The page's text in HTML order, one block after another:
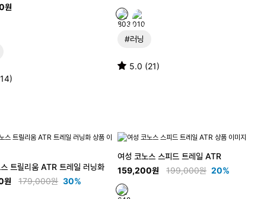
원
#러닝
5.0 (21)
트릴리움 ATR 트레일 러닝화
원
179,000원 30%
여성 코노스 스피드 트레일 ATR
159,200원
199,000원 20%